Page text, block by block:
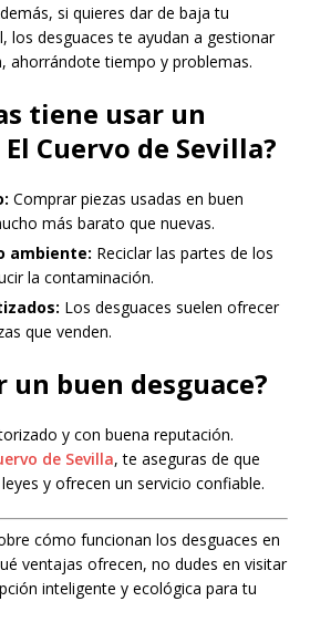
si quieres dar de baja tu
los desguaces te ayudan a gestionar
ahorrándote tiempo y problemas.
tiene usar un
Cuervo de Sevilla?
Comprar piezas usadas en buen
más barato que nuevas.
ambiente: Reciclar las partes de los
la contaminación.
Los desguaces suelen ofrecer
que venden.
un buen desguace?
y con buena reputación.
de Sevilla, te aseguras de que
y ofrecen un servicio confiable.
cómo funcionan los desguaces en
ventajas ofrecen, no dudes en visitar
inteligente y ecológica para tu